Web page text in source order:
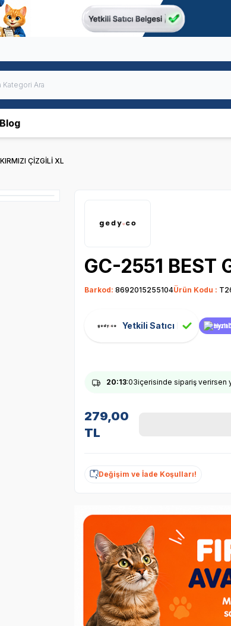
Blog
ÇİZGİLİ XL
GC-2551 BEST
Barkod: 8692015255104Ürün Kodu :
Yetkili Satıcı Hızlı
20:13:02içerisinde sipariş verirsen
279,00
TL
Değişim ve İade Koşulları!